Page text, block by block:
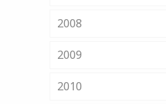
2008
2009
2010